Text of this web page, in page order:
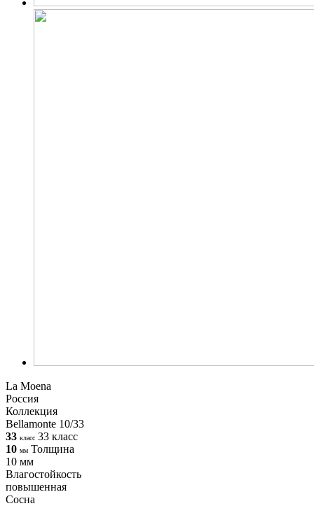
La Moena
Россия
Коллекция
Bellamonte 10/33
33 класс 33 класс
10 мм Толщина
10 мм
Влагостойкость
повышенная
Сосна